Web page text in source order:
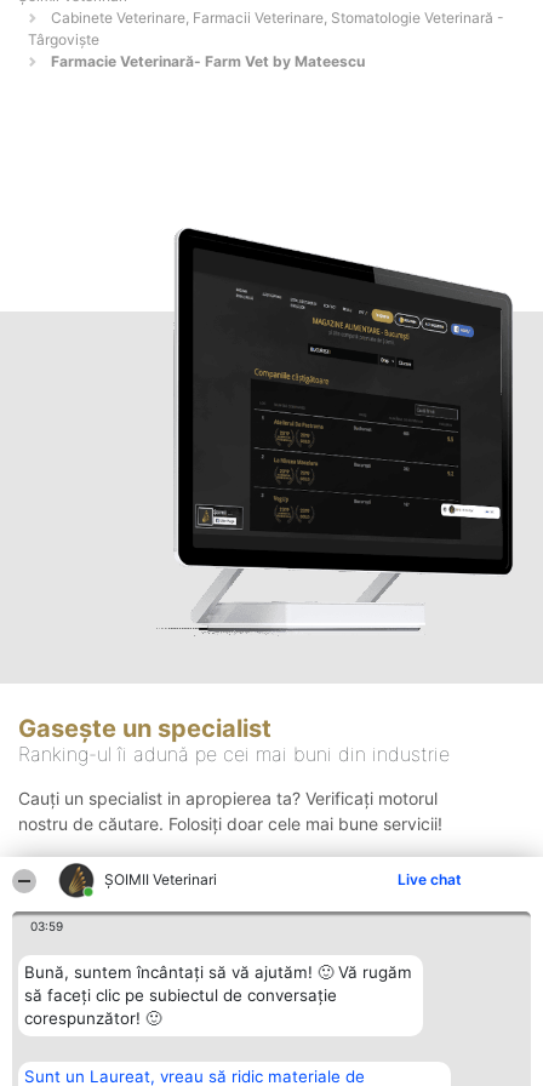
ȘOIMII Veterinari Live chat
03:59
Bună, suntem încântați să vă ajutăm! 🙂 Vă rugăm
să faceți clic pe subiectul de conversație
corespunzător! 🙂
Sunt un Laureat, vreau să ridic materiale de
Cabinete Veterinare, Farmacii Veterinare, Stomatologie Veterinară -
Târgovişte
Farmacie Veterinară- Farm Vet by Mateescu
Gasește un specialist
Ranking-ul îi adună pe cei mai buni din industrie
Cauți un specialist in apropierea ta? Verificați motorul
nostru de căutare. Folosiți doar cele mai bune servicii!
Organizator Ranking Plebiscyt Contact